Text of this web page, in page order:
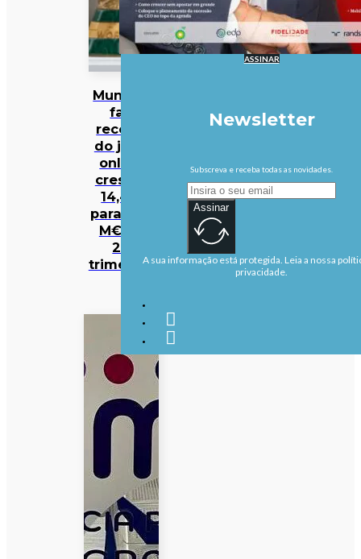
Mundial
faz
receita
do jogo
online
crescer
14,4%
para 328
M€ no
2.º
trimestre
ASSINAR
Newsletter
Subscreva e receba todas as novidades.
Assinar
A sua informação está protegida. Leia a nossa
privacidade.